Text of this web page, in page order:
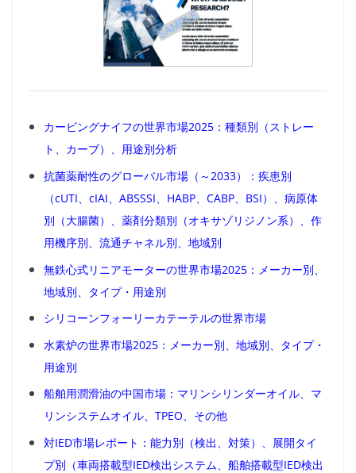
カービングナイフの世界市場2025：種類別（ストレー
ト、カーブ）、用途別分析
抗菌薬耐性のグローバル市場（～2033）：疾患別
（cUTI、cIAI、ABSSSI、HABP、CABP、BSI）、病原体
別（大腸菌）、薬剤分類別（オキサゾリジノン系）、作
用機序別、流通チャネル別、地域別
無鉄心式リニアモーターの世界市場2025：メーカー別、
地域別、タイプ・用途別
シリコーンフォーリーカテーテルの世界市場
水素炉の世界市場2025：メーカー別、地域別、タイプ・
用途別
船舶用潤滑油の中国市場：マリンシリンダーオイル、マ
リンシステムオイル、TPEO、その他
対IED市場レポート：能力別（検出、対策）、展開タイ
プ別（車両搭載型IED検出システム、船舶搭載型IED検出